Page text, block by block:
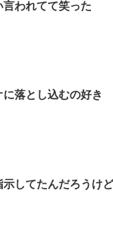
われてて笑った
落とし込むの好き
してたんだろうけ